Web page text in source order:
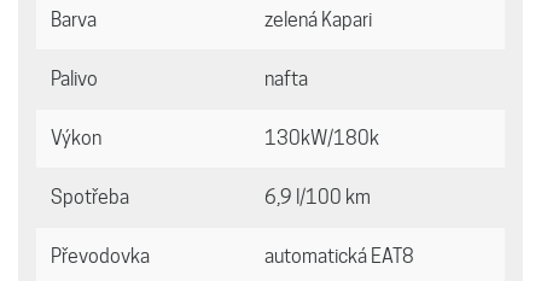
Barva zelená Kapari
Palivo nafta
Výkon 130kW/180k
Spotřeba 6,9 l/100 km
Převodovka automatická EAT8